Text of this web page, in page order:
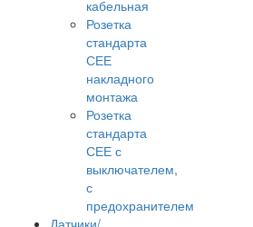
кабельная
Розетка
стандарта
СЕЕ
накладного
монтажа
Розетка
стандарта
СЕЕ с
выключателем,
с
предохранителем